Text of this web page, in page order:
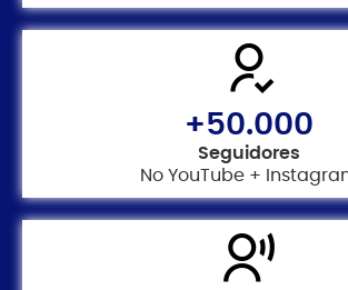
+50.000
Seguidores
No YouTube +